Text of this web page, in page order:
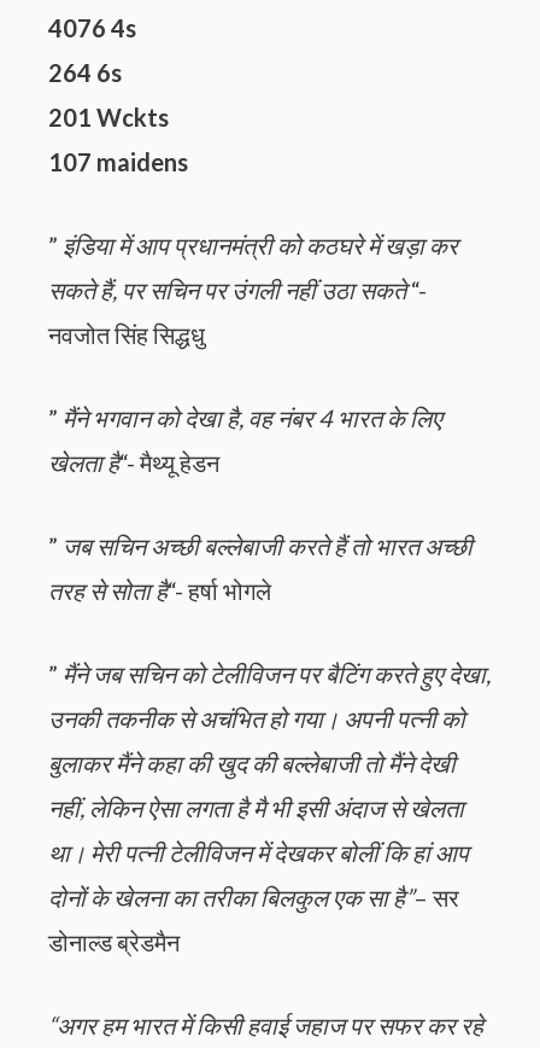
4076 4s
264 6s
201 Wckts
107 maidens
” इंडिया में आप प्रधानमंत्री को कठघरे में खड़ा कर
सकते हैं, पर सचिन पर उंगली नहीं उठा सकते“-
नवजोत सिंह सिद्धधु
” मैंने भगवान को देखा है, वह नंबर 4 भारत के लिए
खेलता है“- मैथ्यू हेडन
” जब सचिन अच्छी बल्लेबाजी करते हैं तो भारत अच्छी
तरह से सोता है“- हर्षा भोगले
” मैंने जब सचिन को टेलीविजन पर बैटिंग करते हुए देखा,
उनकी तकनीक से अचंभित हो गया। अपनी पत्नी को
बुलाकर मैंने कहा की खुद की बल्लेबाजी तो मैंने देखी
नहीं, लेकिन ऐसा लगता है मै भी इसी अंदाज से खेलता
था। मेरी पत्नी टेलीविजन में देखकर बोलीं कि हां आप
दोनों के खेलना का तरीका बिलकुल एक सा है”– सर
डोनाल्ड ब्रेडमैन
“अगर हम भारत में किसी हवाई जहाज पर सफर कर रहे